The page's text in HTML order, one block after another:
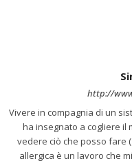
http://
Vivere in compagnia di un
ha insegnato a cogliere il
vedere ciò che posso fare
allergica è un lavoro che